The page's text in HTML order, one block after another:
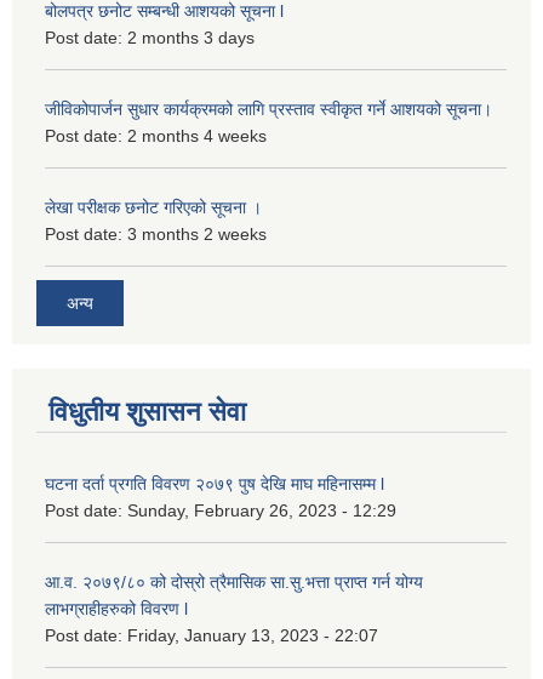
बोलपत्र छनोट सम्बन्धी आशयको सूचना l
Post date: 2 months 3 days
जीविकोपार्जन सुधार कार्यक्रमको लागि प्रस्ताव स्वीकृत गर्ने आशयको सूचना।
Post date: 2 months 4 weeks
लेखा परीक्षक छनोट गरिएको सूचना ।
Post date: 3 months 2 weeks
अन्य
विधुतीय शुसासन सेवा
घटना दर्ता प्रगति विवरण २०७९ पुष देखि माघ महिनासम्म l
Post date: Sunday, February 26, 2023 - 12:29
आ.व. २०७९/८० को दोस्रो त्रैमासिक सा.सु.भ‍त्ता प्राप्त गर्न योग्य
लाभग्राहीहरुको विवरण l
Post date: Friday, January 13, 2023 - 22:07